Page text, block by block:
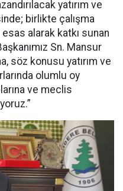
yatırım ve
birlikte çalışma
esas alarak katkı sunan
Sn. Mansur
söz konusu yatırım ve
olumlu oy
ve meclis